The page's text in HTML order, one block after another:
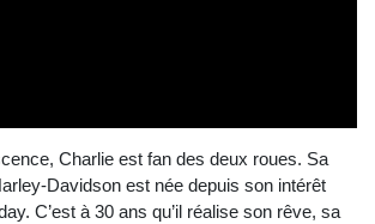
Charlie est fan des deux roues. Sa
Davidson est née depuis son intérêt
C’est à 30 ans qu’il réalise son rêve, sa